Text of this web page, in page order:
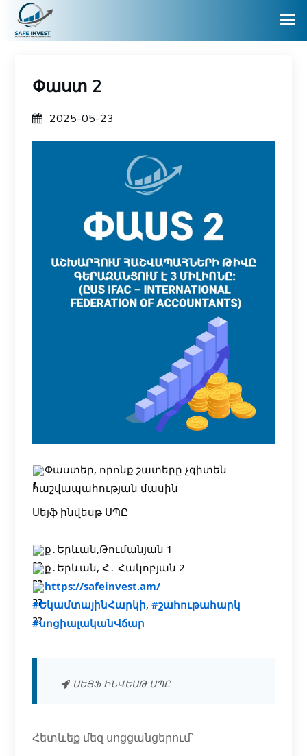
Փաստ 2
2025-05-23
Փաստեր, որոնք շատերը չգիտեն
հաշվապահության մասին
Սեյֆ ինվեսթ ՍՊԸ
ք․Երևան,Թումանյան 1
ք․Երևան, Հ․ Հակոբյան 2
https://safeinvest.am/
#ԵկամտայինՀարկի,#շահութահարկ
#սոցիալականՎճար
ՍԵՅՖ ԻՆՎԵՍԹ ՍՊԸ
Հետևեք մեզ սոցցանցերում՝